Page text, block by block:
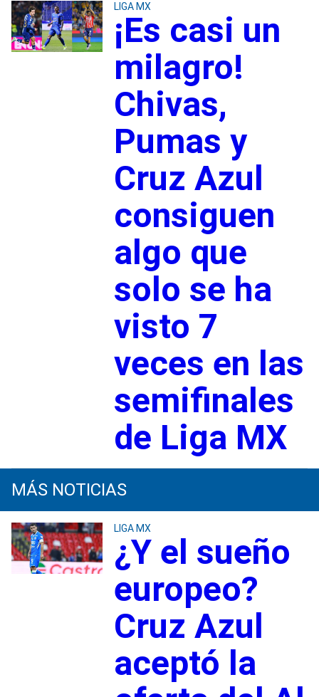
LIGA MX
¡Es casi un
milagro!
Chivas,
Pumas y
Cruz Azul
consiguen
algo que
solo se ha
visto 7
veces en las
semifinales
de Liga MX
MÁS NOTICIAS
LIGA MX
¿Y el sueño
europeo?
Cruz Azul
aceptó la